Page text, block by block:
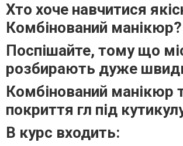
Хто хоче навчитися
Комбінований манікюр?
Поспішайте, тому що
розбирають дуже
Комбінований манікюр
покриття гл під
В курс входить: